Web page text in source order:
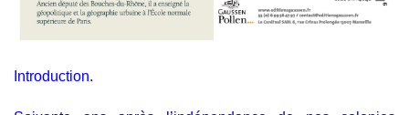
Introduction.